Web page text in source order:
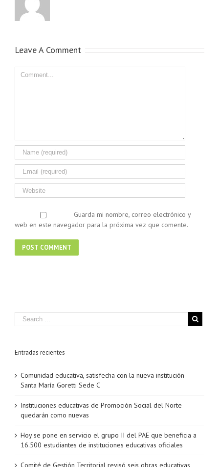
Leave A Comment
Guarda mi nombre, correo electrónico y
web en este navegador para la próxima vez que comente.
Entradas recientes
Comunidad educativa, satisfecha con la nueva institución
Santa María Goretti Sede C
Instituciones educativas de Promoción Social del Norte
quedarán como nuevas
Hoy se pone en servicio el grupo II del PAE que beneficia a
16.500 estudiantes de instituciones educativas oficiales
Comité de Gestión Territorial revisó seis obras educativas